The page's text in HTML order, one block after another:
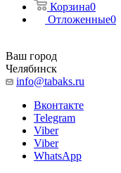
Корзина0
Отложенные0
Ваш город
Челябинск
info@tabaks.ru
Вконтакте
Telegram
Viber
Viber
WhatsApp